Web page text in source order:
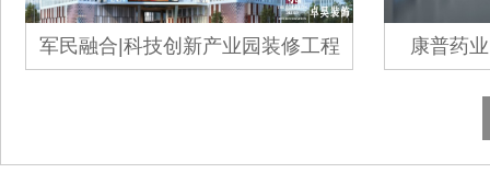
军民融合|科技创新产业园装修工程 康普药